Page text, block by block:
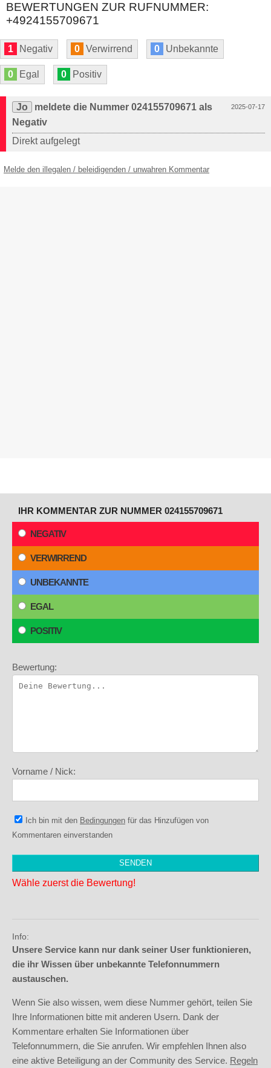
BEWERTUNGEN ZUR RUFNUMMER:
+4924155709671
1 Negativ 0 Verwirrend 0 Unbekannte
0 Egal 0 Positiv
2025-07-17
Jo
meldete die Nummer 024155709671 als
Negativ
Direkt aufgelegt
Melde den illegalen / beleidigenden / unwahren Kommentar
IHR KOMMENTAR ZUR NUMMER 024155709671
NEGATIV
VERWIRREND
UNBEKANNTE
EGAL
POSITIV
Bewertung:
Vorname / Nick:
Ich bin mit den Bedingungen für das Hinzufügen von
Kommentaren einverstanden
Wähle zuerst die Bewertung!
Info:
Unsere Service kann nur dank seiner User funktionieren,
die ihr Wissen über unbekannte Telefonnummern
austauschen.
Wenn Sie also wissen, wem diese Nummer gehört, teilen Sie
Ihre Informationen bitte mit anderen Usern. Dank der
Kommentare erhalten Sie Informationen über
Telefonnummern, die Sie anrufen. Wir empfehlen Ihnen also
eine aktive Beteiligung an der Community des Service. Regeln